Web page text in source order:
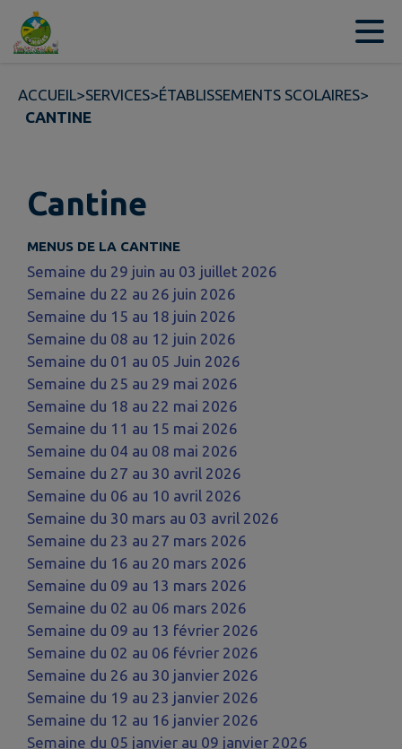
Contenu
ACCUEIL>SERVICES>ÉTABLISSEMENTS SCOLAIRES>
CANTINE
Cantine
MENUS DE LA CANTINE
Semaine du 29 juin au 03 juillet 2026
Semaine du 22 au 26 juin 2026
Semaine du 15 au 18 juin 2026
Semaine du 08 au 12 juin 2026
Semaine du 01 au 05 Juin 2026
Semaine du 25 au 29 mai 2026
Semaine du 18 au 22 mai 2026
Semaine du 11 au 15 mai 2026
Semaine du 04 au 08 mai 2026
Semaine du 27 au 30 avril 2026
Semaine du 06 au 10 avril 2026
Semaine du 30 mars au 03 avril 2026
Semaine du 23 au 27 mars 2026
Semaine du 16 au 20 mars 2026
Semaine du 09 au 13 mars 2026
Semaine du 02 au 06 mars 2026
Semaine du 09 au 13 février 2026
Semaine du 02 au 06 février 2026
Semaine du 26 au 30 janvier 2026
Semaine du 19 au 23 janvier 2026
Semaine du 12 au 16 janvier 2026
Semaine du 05 janvier au 09 janvier 2026